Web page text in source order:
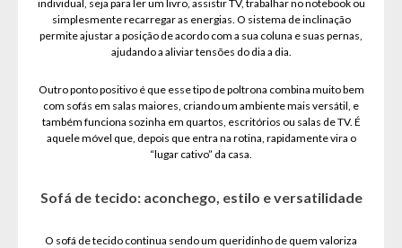
individual, seja para ler um livro, assistir TV, trabalhar no notebook ou
simplesmente recarregar as energias. O sistema de inclinação
permite ajustar a posição de acordo com a sua coluna e suas pernas,
ajudando a aliviar tensões do dia a dia.
Outro ponto positivo é que esse tipo de poltrona combina muito bem
com sofás em salas maiores, criando um ambiente mais versátil, e
também funciona sozinha em quartos, escritórios ou salas de TV. É
aquele móvel que, depois que entra na rotina, rapidamente vira o
“lugar cativo” da casa.
Sofá de tecido: aconchego, estilo e versatilidade
O sofá de tecido continua sendo um queridinho de quem valoriza